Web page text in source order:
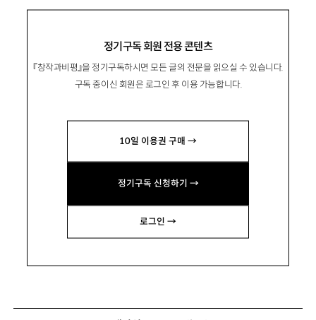
정기구독 회원 전용 콘텐츠
『창작과비평』을 정기구독하시면 모든 글의 전문을 읽으실 수 있습니다.
구독 중이신 회원은 로그인 후 이용 가능합니다.
10일 이용권 구매 →
정기구독 신청하기 →
로그인 →